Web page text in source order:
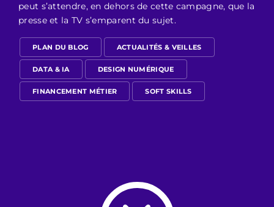
peut s’attendre, en dehors de cette campagne, que la
presse et la TV s’emparent du sujet.
PLAN DU BLOG ACTUALITÉS & VEILLES
DATA & IA DESIGN NUMÉRIQUE
FINANCEMENT MÉTIER SOFT SKILLS